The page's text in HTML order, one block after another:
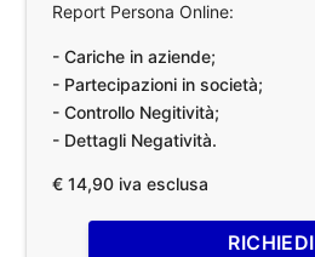
Report Persona Online:
- Cariche in aziende;
- Partecipazioni in società;
- Controllo Negitività;
- Dettagli Negatività.
€ 14,90 iva esclusa
RICHIEDI